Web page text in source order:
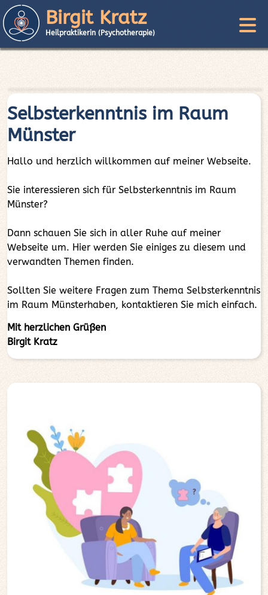
Birgit Kratz
Heilpraktikerin (Psychotherapie)
Selbsterkenntnis im Raum
Münster
Hallo und herzlich willkommen auf meiner Webseite.
Sie interessieren sich für Selbsterkenntnis im Raum
Münster?
Dann schauen Sie sich in aller Ruhe auf meiner
Webseite um. Hier werden Sie einiges zu diesem und
verwandten Themen finden.
Sollten Sie weitere Fragen zum Thema Selbsterkenntnis
im Raum Münsterhaben, kontaktieren Sie mich einfach.
Mit herzlichen Grüßen
Birgit Kratz